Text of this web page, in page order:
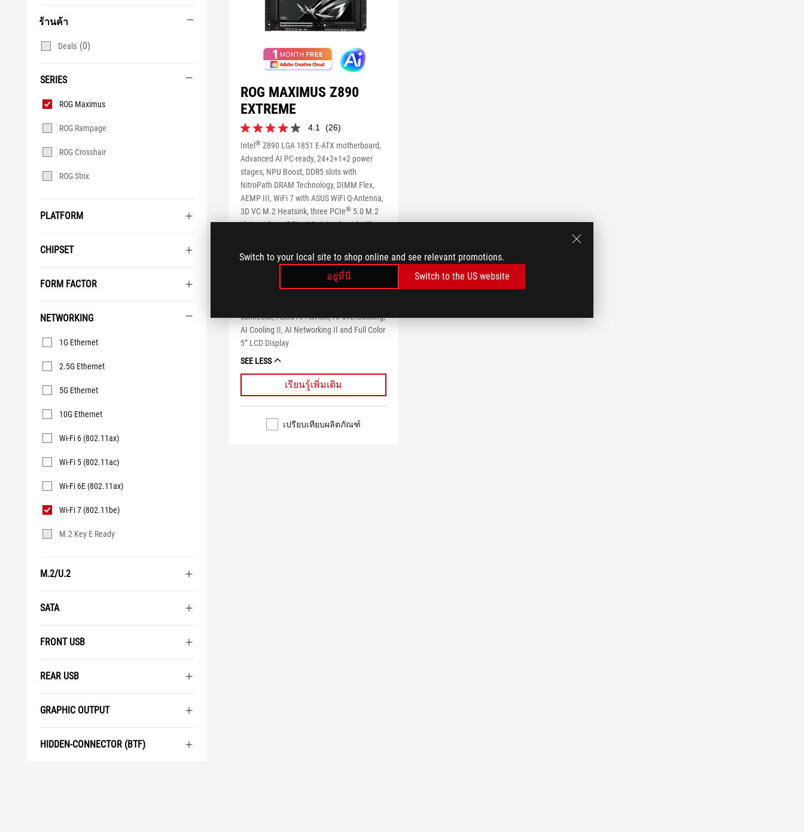
Switch to your local site to shop online and see relevant promotions.
อยู่ที่นี่
Switch to the US website
ร้านค้า
Deals (0)
SERIES
Series
ROG Rampage
ROG Maximus
ROG Crosshair
ROG Strix
PLATFORM
CHIPSET
FORM FACTOR
NETWORKING
Networking
1G Ethernet
2.5G Ethernet
5G Ethernet
10G Ethernet
Wi-Fi 6 (802.11ax)
Wi-Fi 5 (802.11ac)
M.2 Key E Ready
Wi-Fi 6E (802.11ax)
Wi-Fi 7 (802.11be)
M.2/U.2
SATA
FRONT USB
REAR USB
GRAPHIC OUTPUT
HIDDEN-CONNECTOR (BTF)
ROG MAXIMUS Z890
EXTREME
4.1 (26)
4.1
จาก
5
ดาว
26
บท
วิจารณ์
Intel ® Z890 LGA 1851 E-ATX motherboard,
Advanced AI PC-ready, 24+2+1+2 power
stages, NPU Boost, DDR5 slots with
NitroPath DRAM Technology, DIMM Flex,
AEMP III, WiFi 7 with ASUS WiFi Q-Antenna,
3D VC M.2 Heatsink, three PCIe® 5.0 M.2
slots and one PCIe 4.0 slot onboard with
slots on ROG Q-DIMM.2 card, two PCIe 5.0
x16 SafeSlots with PCIe Slot Q-Release Slim
and full support for next-gen graphics cards,
PCIe Slot Q-Release Slim, two Thunderbolt™
connector, ASUS AI Advisor, AI Overclocking,
AI Cooling II, AI Networking II and Full Color
5” LCD Display
SEE LESS
เรียนรู้เพิ่มเติม
เปรียบเทียบผลิตภัณฑ์